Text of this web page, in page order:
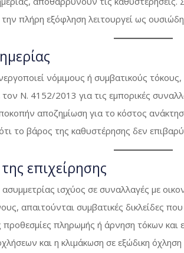
την πλήρη εξόφληση λειτουργεί ως
νόμιμους ή συμβατικούς
Ν. 4152/2013 για τις εμπορικές
αποζημίωση για το κόστος
το βάρος της καθυστέρησης δεν
επιχείρησης
ασυμμετρίας ισχύος σε συναλλαγές με
απαιτούνται συμβατικές δικλείδες
πληρωμής ή άρνηση τόκων και
και η κλιμάκωση σε εξώδικη